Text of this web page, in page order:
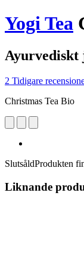
Yogi Tea
Ayurvediskt
2 Tidigare
Christmas Tea Bio
SlutsåldProdukten
Liknande